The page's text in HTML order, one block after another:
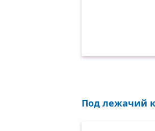
Под лежачий